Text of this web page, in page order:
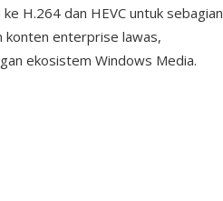
H.264 dan HEVC untuk sebagian
konten enterprise lawas,
ekosistem Windows Media.